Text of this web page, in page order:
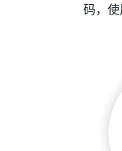
码，使